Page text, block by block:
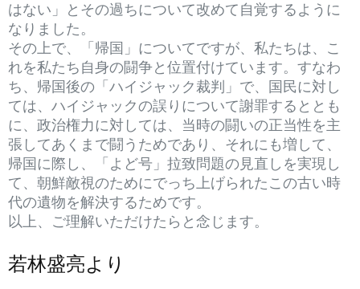
はない」とその過ちについて改めて自覚するように
なりました。
その上で、「帰国」についてですが、私たちは、こ
れを私たち自身の闘争と位置付けています。すなわ
ち、帰国後の「ハイジャック裁判」で、国民に対し
ては、ハイジャックの誤りについて謝罪するととも
に、政治権力に対しては、当時の闘いの正当性を主
張してあくまで闘うためであり、それにも増して、
帰国に際し、「よど号」拉致問題の見直しを実現し
て、朝鮮敵視のためにでっち上げられたこの古い時
代の遺物を解決するためです。
以上、ご理解いただけたらと念じます。
若林盛亮より